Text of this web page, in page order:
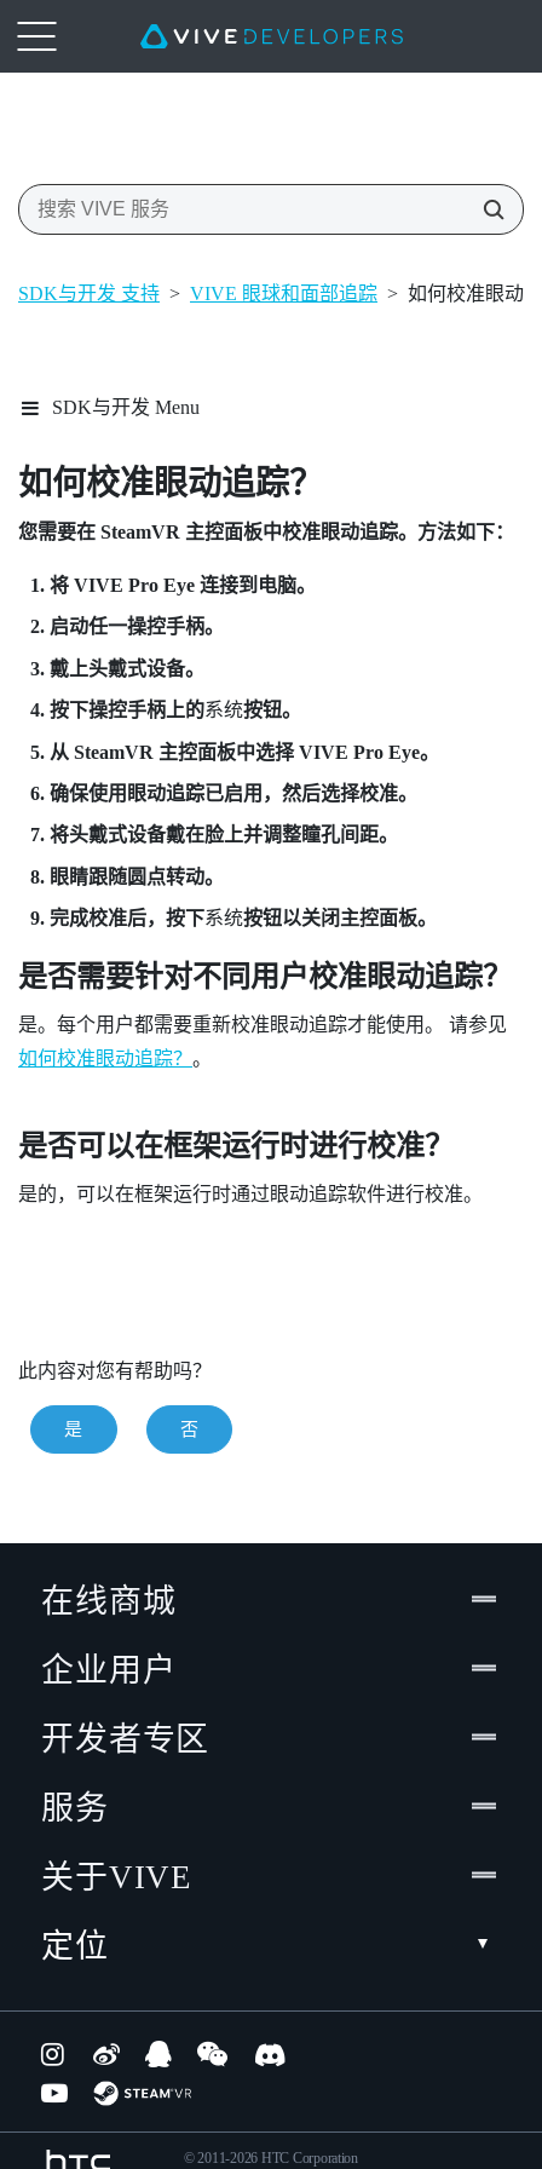
SDK与开发 支持 > VIVE 眼球和面部追踪 > 如何校准眼动
SDK与开发 Menu
如何校准眼动追踪？
您需要在 SteamVR 主控面板中校准眼动追踪。方法如下：
将 VIVE Pro Eye连接到电脑。
启动任一操控手柄。
戴上头戴式设备。
按下操控手柄上的系统按钮。
从 SteamVR 主控面板中选择VIVE Pro Eye。
确保使用眼动追踪已启用，然后选择校准。
将头戴式设备戴在脸上并调整瞳孔间距。
眼睛跟随圆点转动。
完成校准后，按下系统按钮以关闭主控面板。
是否需要针对不同用户校准眼动追踪？
是。每个用户都需要重新校准眼动追踪才能使用。 请参见
如何校准眼动追踪？ 。
是否可以在框架运行时进行校准？
是的，可以在框架运行时通过眼动追踪软件进行校准。
此内容对您有帮助吗？
是 否
在线商城
企业用户
开发者专区
服务
关于VIVE
定位
© 2011-2026 HTC Corporation